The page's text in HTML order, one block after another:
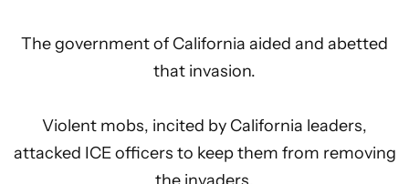
The government of California aided and abetted
that invasion.
Violent mobs, incited by California leaders,
attacked ICE officers to keep them from removing